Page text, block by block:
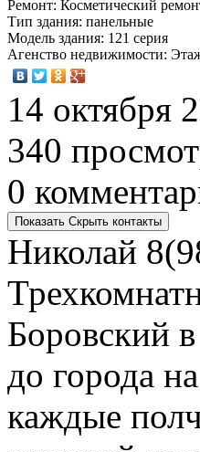
Ремонт: Косметический
Тип здания: панельные
Модель здания: 121 серия
Агенство недвижимости:
14 октября
340
0
Показать Скрыть контакты
Николай
Боровский
до города
каждые